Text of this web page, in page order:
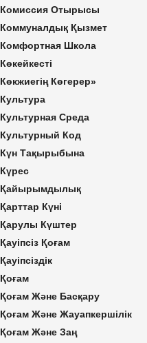
Комиссия Отырысы
Коммуналдық Қызмет
Комфортная Школа
Көкейкесті
Көкжиегің Көгерер»
Культура
Культурная Среда
Культурный Код
Күн Тақырыбына
Күрес
Қайырымдылық
Қарттар Күні
Қарулы Күштер
Қауіпсіз Қоғам
Қауіпсіздік
Қоғам
Қоғам Және Басқару
Қоғам Және Жауапкершілік
Қоғам Және Заң